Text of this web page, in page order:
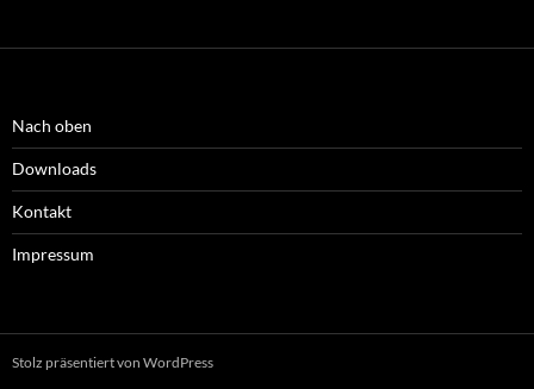
Nach oben
Downloads
Kontakt
Impressum
Stolz präsentiert von WordPress